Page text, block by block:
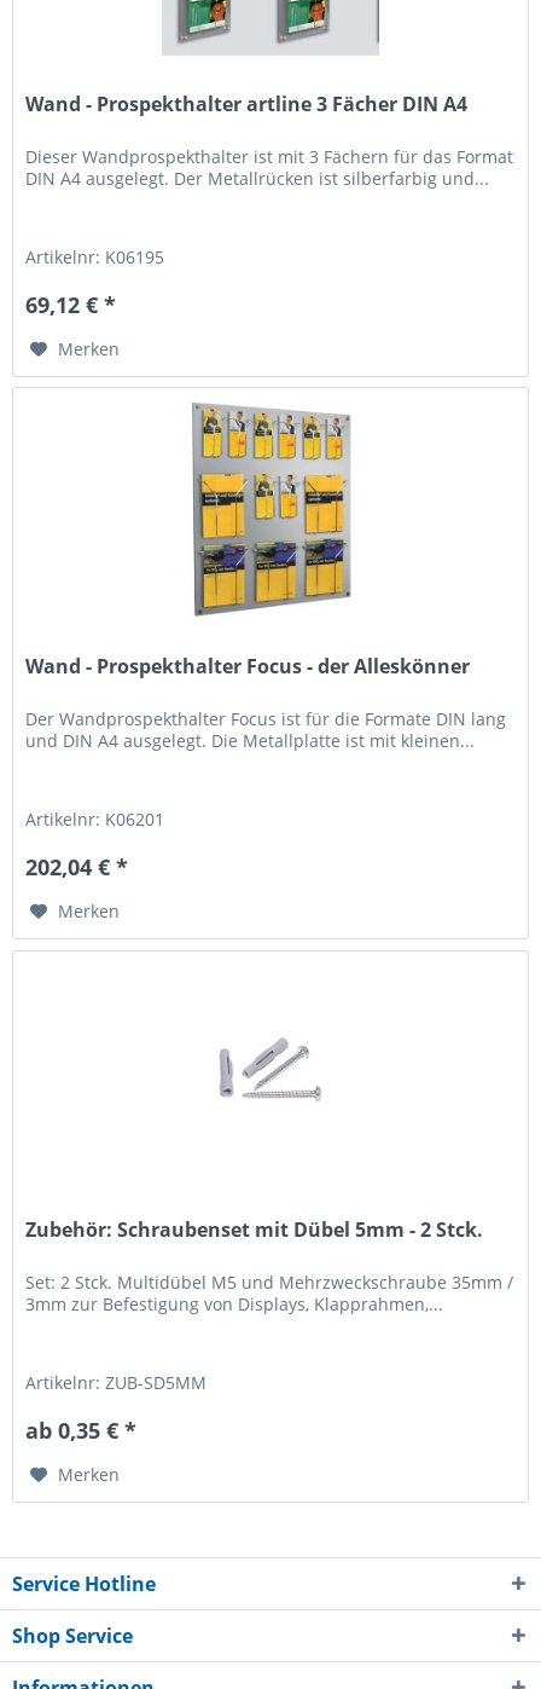
Wand - Prospekthalter artline 3 Fächer DIN A4
Dieser Wandprospekthalter ist mit 3 Fächern für das Format
DIN A4 ausgelegt. Der Metallrücken ist silberfarbig und...
Artikelnr: K06195
69,12 € *
Merken
Wand - Prospekthalter Focus - der Alleskönner
Der Wandprospekthalter Focus ist für die Formate DIN lang
und DIN A4 ausgelegt. Die Metallplatte ist mit kleinen...
Artikelnr: K06201
202,04 € *
Merken
Zubehör: Schraubenset mit Dübel 5mm - 2 Stck.
Set: 2 Stck. Multidübel M5 und Mehrzweckschraube 35mm /
3mm zur Befestigung von Displays, Klapprahmen,...
Artikelnr: ZUB-SD5MM
ab 0,35 € *
Merken
Service Hotline
Shop Service